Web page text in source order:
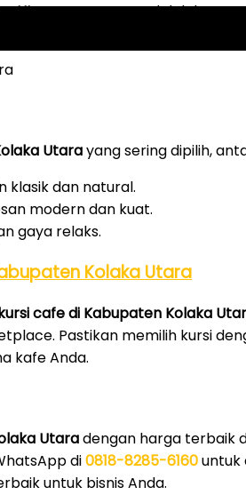
Utarayang tepat adalah
Utarayang sering dipilih,
klasik dan natural.
modern dan kuat.
gaya relaks.
Kolaka Utara
cafe di Kabupaten Kolaka
Pastikan memilih kursi
kafe Anda.
Utaradengan harga terbaik
di0818-8285-6160untuk
untuk bisnis Anda.